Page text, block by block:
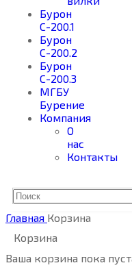
Бурон
С-200.1
Бурон
С-200.2
Бурон
С-200.3
МГБУ
Бурение
Компания
О
нас
Контакты
Главная Корзина
Корзина
Ваша корзина пока